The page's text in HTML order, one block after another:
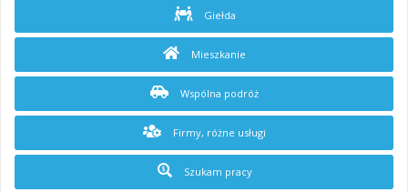
Giełda
Mieszkanie
Wspólna podróż
Firmy, różne usługi
Szukam pracy